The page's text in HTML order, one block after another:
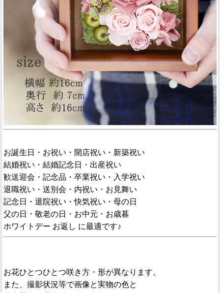
お誕生日・お祝い・開店祝い・新築祝い
結婚祝い・結婚記念日・出産祝い
歓送迎会・記念品・卒業祝い・入学祝い
退職祝い・送別会・内祝い・お見舞い
記念日・退院祝い・快気祝い・母の日
父の日・敬老の日・お中元・お歳暮
ホワイトデー お返し に最適です♪
お花ひとつひとつ咲き方・形が異なります。
また、撮影状況等で画像と実物の色と